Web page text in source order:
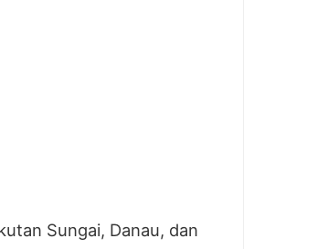
Sungai, Danau, dan